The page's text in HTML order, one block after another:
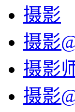
摄影
摄影
摄影
摄影